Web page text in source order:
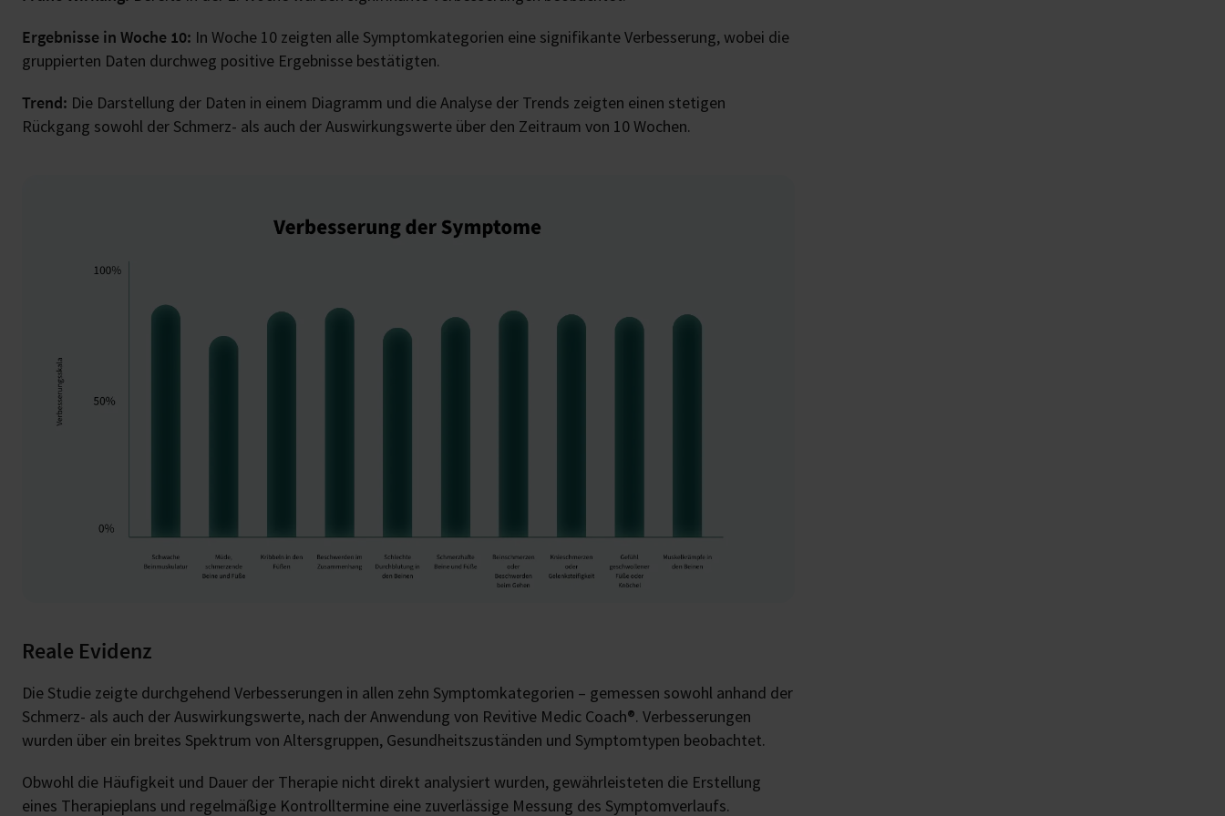
Ergebnisse in Woche 10: In Woche 10 zeigten alle Symptomkategorien eine signifikante Verbesserung, wobei die
gruppierten Daten durchweg positive Ergebnisse bestätigten.
Trend: Die Darstellung der Daten in einem Diagramm und die Analyse der Trends zeigten einen stetigen
Rückgang sowohl der Schmerz- als auch der Auswirkungswerte über den Zeitraum von 10 Wochen.
Reale Evidenz
Die Studie zeigte durchgehend Verbesserungen in allen zehn Symptomkategorien – gemessen sowohl anhand der
Schmerz- als auch der Auswirkungswerte, nach der Anwendung von Revitive Medic Coach®. Verbesserungen
wurden über ein breites Spektrum von Altersgruppen, Gesundheitszuständen und Symptomtypen beobachtet.
Obwohl die Häufigkeit und Dauer der Therapie nicht direkt analysiert wurden, gewährleisteten die Erstellung
eines Therapieplans und regelmäßige Kontrolltermine eine zuverlässige Messung des Symptomverlaufs.